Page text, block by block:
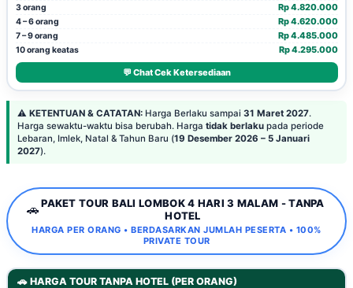
3 orang Rp 4.820.000
4 – 6 orang Rp 4.620.000
7 – 9 orang Rp 4.485.000
10 orang keatas Rp 4.295.000
💬 Chat Cek Ketersediaan
⚠️ KETENTUAN & CATATAN: Harga Berlaku sampai 31 Maret 2027.
Harga sewaktu-waktu bisa berubah. Harga tidak berlaku pada periode
Lebaran, Imlek, Natal & Tahun Baru (19 Desember 2026 – 5 Januari
2027).
🚗 PAKET TOUR BALI LOMBOK 4 HARI 3 MALAM - TANPA
HOTEL
HARGA PER ORANG • BERDASARKAN JUMLAH PESERTA • 100%
PRIVATE TOUR
🚗 HARGA TOUR TANPA HOTEL (PER ORANG)